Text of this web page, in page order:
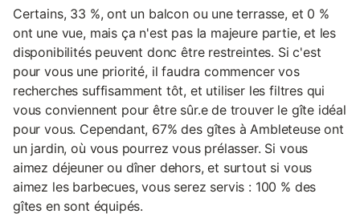
Certains, 33 %, ont un balcon ou une terrasse, et 0 %
ont une vue, mais ça n'est pas la majeure partie, et les
disponibilités peuvent donc être restreintes. Si c'est
pour vous une priorité, il faudra commencer vos
recherches suffisamment tôt, et utiliser les filtres qui
vous conviennent pour être sûr.e de trouver le gîte idéal
pour vous. Cependant, 67% des gîtes à Ambleteuse ont
un jardin, où vous pourrez vous prélasser. Si vous
aimez déjeuner ou dîner dehors, et surtout si vous
aimez les barbecues, vous serez servis : 100 % des
gîtes en sont équipés.